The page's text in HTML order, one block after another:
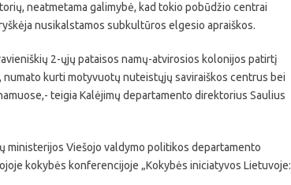
neatmetama galimybė, kad tokio pobūdžio centrai
nusikalstamos subkultūros elgesio apraiškos.
2-ųjų pataisos namų-atvirosios kolonijos patirtį
kurti motyvuotų nuteistųjų saviraiškos centrus bei
teigia Kalėjimų departamento direktorius Saulius
ministerijos Viešojo valdymo politikos departamento
kokybės konferencijoje „Kokybės iniciatyvos Lietuvoje: